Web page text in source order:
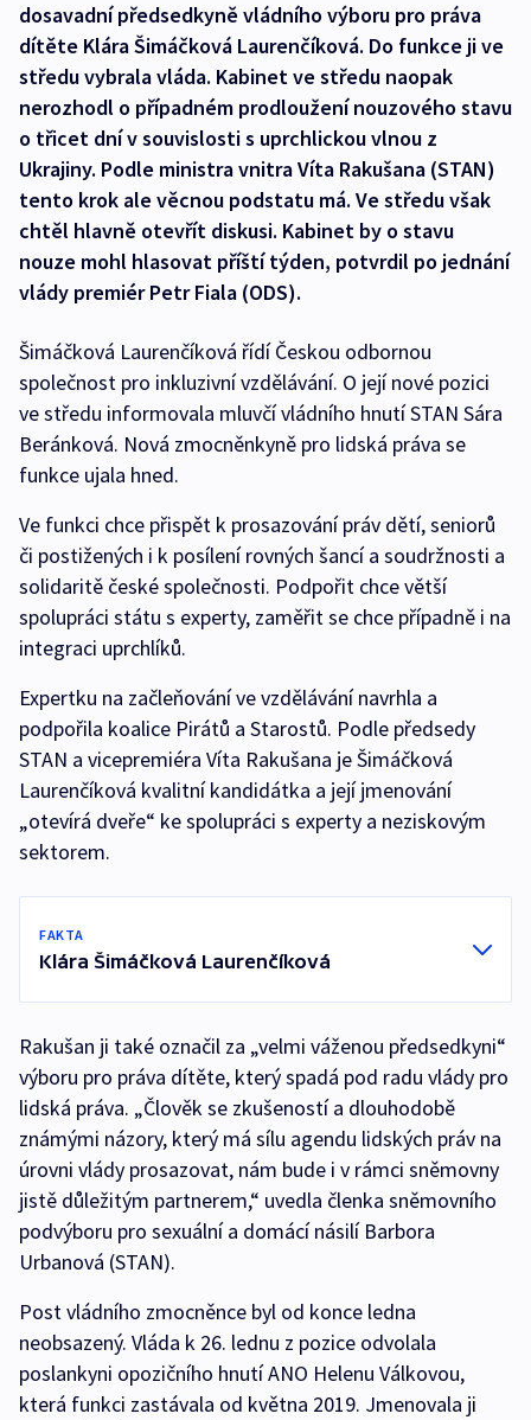
dosavadní předsedkyně vládního výboru pro práva
dítěte Klára Šimáčková Laurenčíková. Do funkce ji ve
středu vybrala vláda. Kabinet ve středu naopak
nerozhodl o případném prodloužení nouzového stavu
o třicet dní v souvislosti s uprchlickou vlnou z
Ukrajiny. Podle ministra vnitra Víta Rakušana (STAN)
tento krok ale věcnou podstatu má. Ve středu však
chtěl hlavně otevřít diskusi. Kabinet by o stavu
nouze mohl hlasovat příští týden, potvrdil po jednání
vlády premiér Petr Fiala (ODS).
Šimáčková Laurenčíková řídí Českou odbornou
společnost pro inkluzivní vzdělávání. O její nové pozici
ve středu informovala mluvčí vládního hnutí STAN Sára
Beránková. Nová zmocněnkyně pro lidská práva se
funkce ujala hned.
Ve funkci chce přispět k prosazování práv dětí, seniorů
či postižených i k posílení rovných šancí a soudržnosti a
solidaritě české společnosti. Podpořit chce větší
spolupráci státu s experty, zaměřit se chce případně i na
integraci uprchlíků.
Expertku na začleňování ve vzdělávání navrhla a
podpořila koalice Pirátů a Starostů. Podle předsedy
STAN a vicepremiéra Víta Rakušana je Šimáčková
Laurenčíková kvalitní kandidátka a její jmenování
„otevírá dveře“ ke spolupráci s experty a neziskovým
sektorem.
FAKTA
Klára Šimáčková Laurenčíková
Rakušan ji také označil za „velmi váženou předsedkyni“
výboru pro práva dítěte, který spadá pod radu vlády pro
lidská práva. „Člověk se zkušeností a dlouhodobě
známými názory, který má sílu agendu lidských práv na
úrovni vlády prosazovat, nám bude i v rámci sněmovny
jistě důležitým partnerem,“ uvedla členka sněmovního
podvýboru pro sexuální a domácí násilí Barbora
Urbanová (STAN).
Post vládního zmocněnce byl od konce ledna
neobsazený. Vláda k 26. lednu z pozice odvolala
poslankyni opozičního hnutí ANO Helenu Válkovou,
která funkci zastávala od května 2019. Jmenovala ji